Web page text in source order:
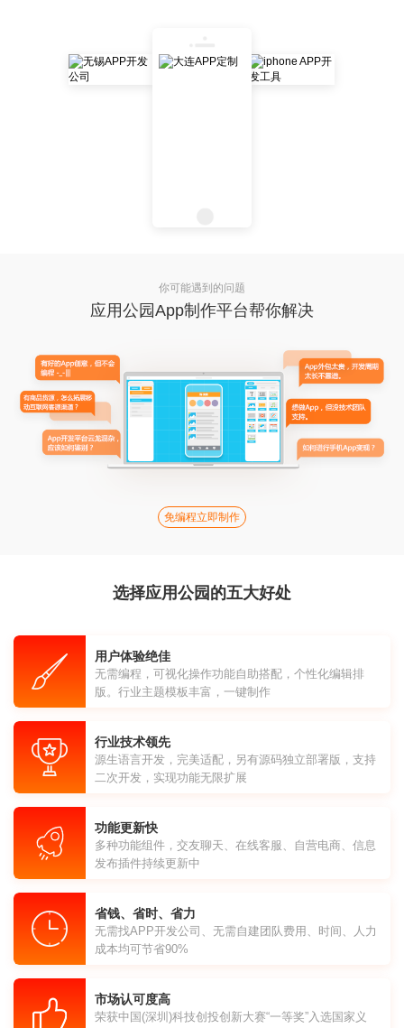
你可能遇到的问题
应用公园App制作平台帮你解决
免编程立即制作
选择应用公园的五大好处
用户体验绝佳
无需编程，可视化操作功能自助搭配，个性化编辑排
版。行业主题模板丰富，一键制作
行业技术领先
源生语言开发，完美适配，另有源码独立部署版，支持
二次开发，实现功能无限扩展
功能更新快
多种功能组件，交友聊天、在线客服、自营电商、信息
发布插件持续更新中
省钱、省时、省力
无需找APP开发公司、无需自建团队费用、时间、人力
成本均可节省90%
市场认可度高
荣获中国(深圳)科技创投创新大赛“一等奖”入选国家义